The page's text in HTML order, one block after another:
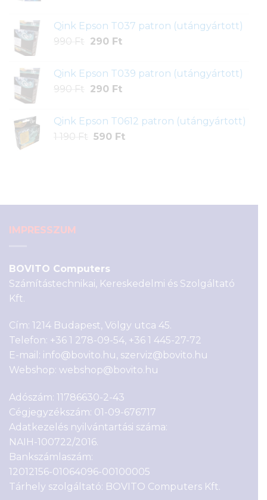
4
790 Ft.
1
Qink Epson T037 patron (utángyártott)
990 Ft
Original
990 Ft.
290 FtCurrent
290 Ft.
Qink Epson T039 patron (utángyártott)
990 Ft
Original
990 Ft.
290 FtCurrent
290 Ft.
Qink Epson T0612 patron (utángyártott)
1 190 Ft Original
590 FtCurrent
IMPRESSZUM
BOVITO Computers
Számítástechnikai, Kereskedelmi és Szolgáltató
Kft.
Cím: 1214 Budapest, Völgy utca 45.
Telefon: +36 1 278-09-54, +36 1 445-27-72
E-mail: info@bovito.hu, szerviz@bovito.hu
Webshop: webshop@bovito.hu
Adószám: 11786630-2-43
Cégjegyzékszám: 01-09-676717
Adatkezelés nyilvántartási száma:
NAIH-100722/2016.
Bankszámlaszám:
12012156-01064096-00100005
Tárhely szolgáltató: BOVITO Computers Kft.